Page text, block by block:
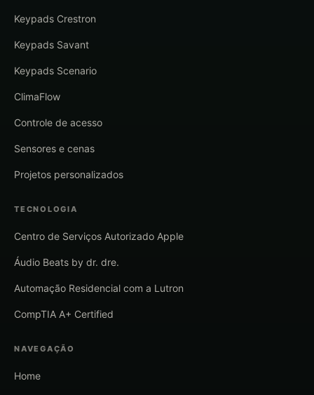
Keypads Crestron
Keypads Savant
Keypads Scenario
ClimaFlow
Controle de acesso
Sensores e cenas
Projetos personalizados
TECNOLOGIA
Centro de Serviços Autorizado Apple
Áudio Beats by dr. dre.
Automação Residencial com a Lutron
CompTIA A+ Certified
NAVEGAÇÃO
Home